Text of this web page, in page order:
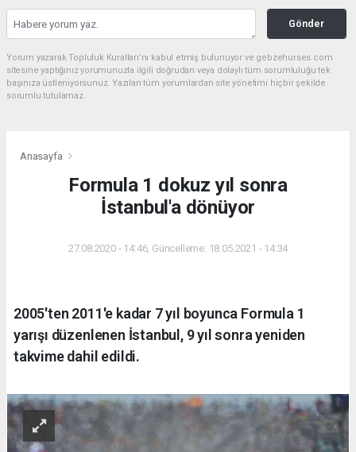
Gönder
Yorum yazarak Topluluk Kuralları’nı kabul etmiş bulunuyor ve gebzehurses.com
sitesine yaptığınız yorumunuzla ilgili doğrudan veya dolaylı tüm sorumluluğu tek
başınıza üstleniyorsunuz. Yazılan tüm yorumlardan site yönetimi hiçbir şekilde
sorumlu tutulamaz.
Anasayfa
Formula 1 dokuz yıl sonra
İstanbul'a dönüyor
27.08.2020 - 14:46, Güncelleme: 18.05.2021 - 14:34
2005'ten 2011'e kadar 7 yıl boyunca Formula 1
yarışı düzenlenen İstanbul, 9 yıl sonra yeniden
takvime dahil edildi.